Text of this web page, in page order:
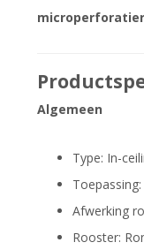
Algemeen
Type: In-
Afwerking
Rooster: